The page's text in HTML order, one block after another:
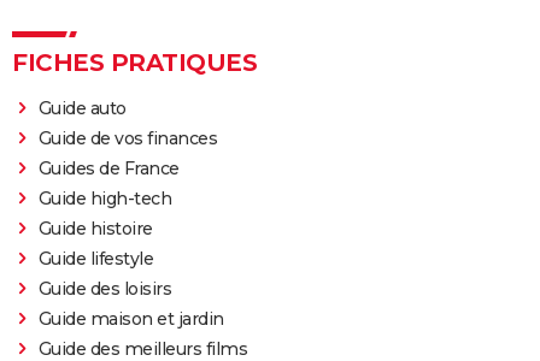
Juré n°2 : s'agit-il (véritablement) du dernier film de
Le Parrain
Il était une fois en Amérique
Peter von Kant
Nomadland : synopsis, casting, Oscars, photos,
streaming, avis...
Sound of Metal
Slalom
FICHES PRATIQUES
Guide auto
Guide de vos finances
Guides de France
Guide high-tech
Guide histoire
Guide lifestyle
Guide des loisirs
Guide maison et jardin
Guide des meilleurs films